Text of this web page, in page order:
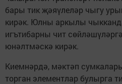
бары тик җәяүлеләр чыгу
кирәк. Юлны аркылы
игътибарны чит
юнәлтмәскә кирәк.
Киемнәрдә, мәктәп
торган элементлар булырга